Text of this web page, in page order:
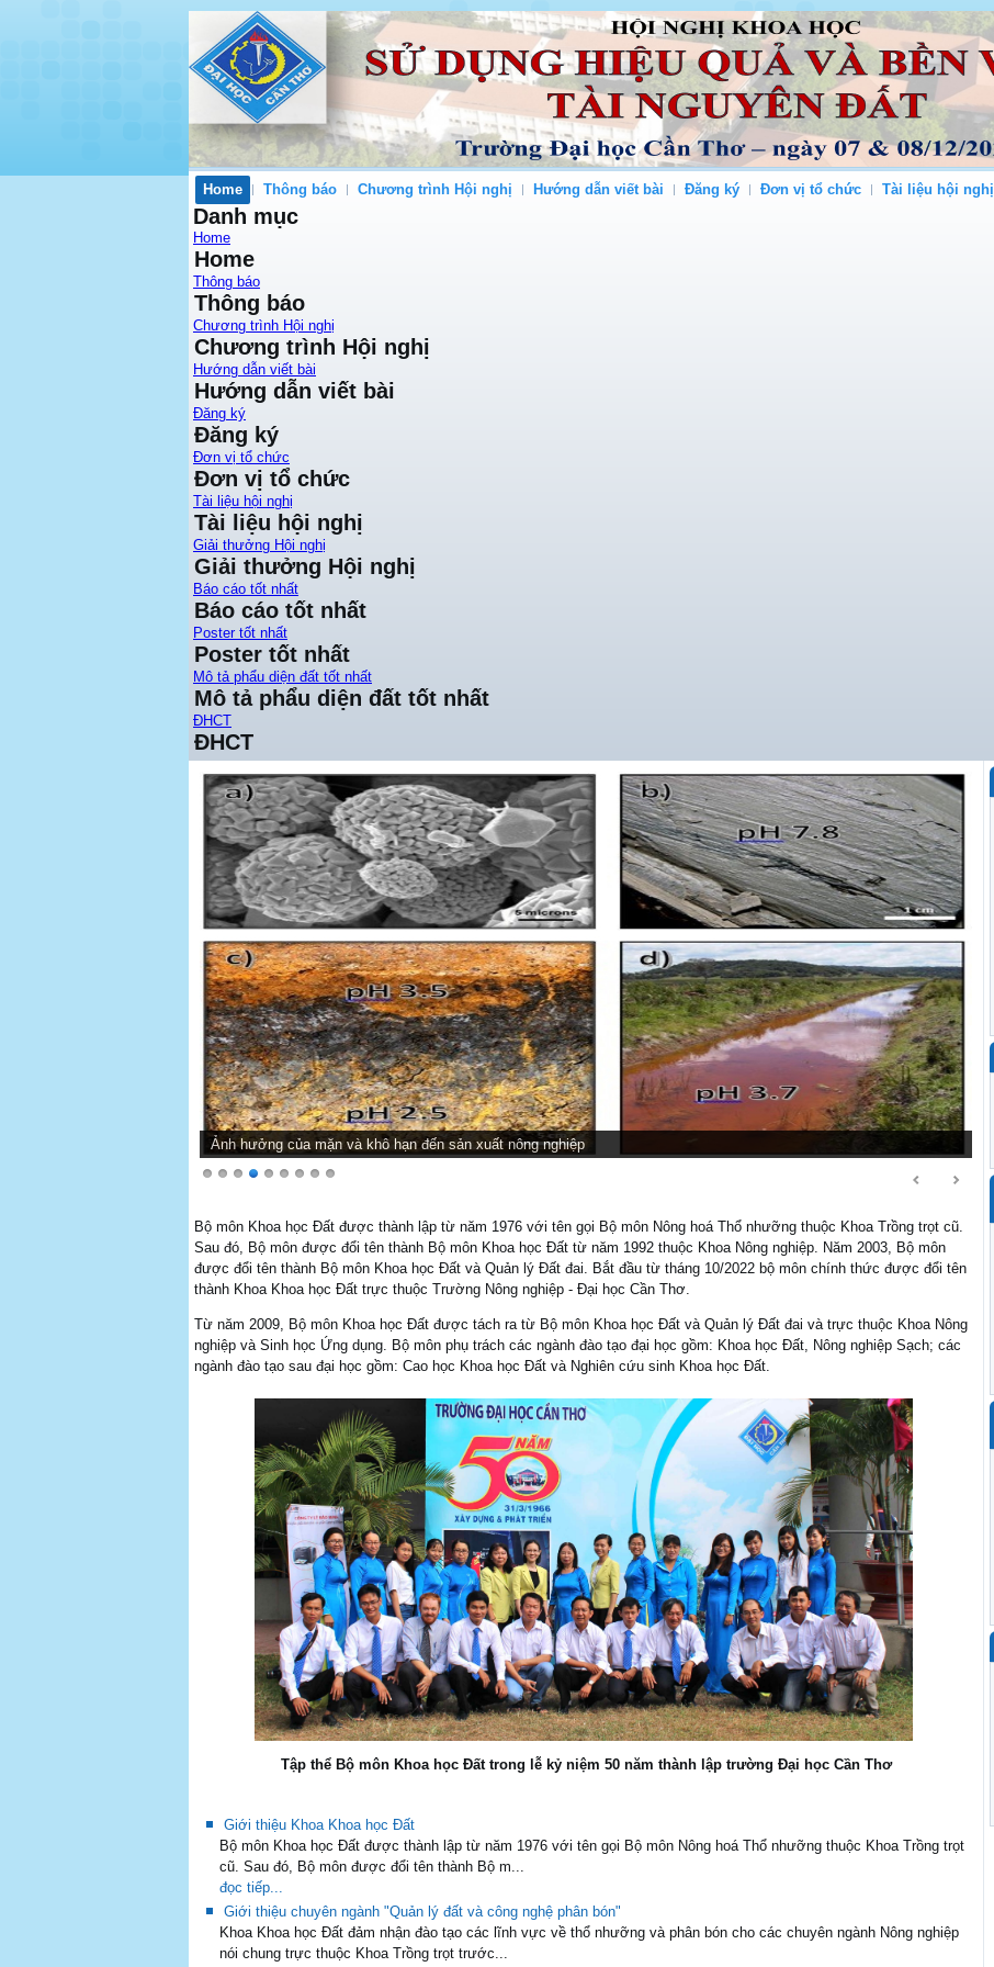
Home Thông báo Chương trình Hội nghị Hướng dẫn viết bài Đăng ký Đơn vị tổ chức Tài liệu hội nghị
Danh mục
Home
Home
Thông báo
Thông báo
Chương trình Hội nghị
Chương trình Hội nghị
Hướng dẫn viết bài
Hướng dẫn viết bài
Đăng ký
Đăng ký
Đơn vị tổ chức
Đơn vị tổ chức
Tài liệu hội nghị
Tài liệu hội nghị
Giải thưởng Hội nghị
Giải thưởng Hội nghị
Báo cáo tốt nhất
Báo cáo tốt nhất
Poster tốt nhất
Poster tốt nhất
Mô tả phẩu diện đất tốt nhất
Mô tả phẩu diện đất tốt nhất
ĐHCT
ĐHCT
Ảnh hưởng của mặn và khô hạn đến sản xuất nông nghiệp
Bộ môn Khoa học Đất được thành lập từ năm 1976 với tên gọi Bộ môn Nông hoá Thổ nhưỡng thuộc Khoa Trồng trọt cũ.
Sau đó, Bộ môn được đổi tên thành Bộ môn Khoa học Đất từ năm 1992 thuộc Khoa Nông nghiệp. Năm 2003, Bộ môn
được đổi tên thành Bộ môn Khoa học Đất và Quản lý Đất đai. Bắt đầu từ tháng 10/2022 bộ môn chính thức được đổi tên
thành Khoa Khoa học Đất trực thuộc Trường Nông nghiệp - Đại học Cần Thơ.
Từ năm 2009, Bộ môn Khoa học Đất được tách ra từ Bộ môn Khoa học Đất và Quản lý Đất đai và trực thuộc Khoa Nông
nghiệp và Sinh học Ứng dụng. Bộ môn phụ trách các ngành đào tạo đại học gồm: Khoa học Đất, Nông nghiệp Sạch; các
ngành đào tạo sau đại học gồm: Cao học Khoa học Đất và Nghiên cứu sinh Khoa học Đất.
Tập thể Bộ môn Khoa học Đất trong lễ kỷ niệm 50 năm thành lập trường Đại học Cần Thơ
Giới thiệu Khoa Khoa học Đất
Bộ môn Khoa học Đất được thành lập từ năm 1976 với tên gọi Bộ môn Nông hoá Thổ nhưỡng thuộc Khoa Trồng trọt
cũ. Sau đó, Bộ môn được đổi tên thành Bộ m...
đọc tiếp...
Giới thiệu chuyên ngành "Quản lý đất và công nghệ phân bón"
Khoa Khoa học Đất đảm nhận đào tạo các lĩnh vực về thổ nhưỡng và phân bón cho các chuyên ngành Nông nghiệp
nói chung trực thuộc Khoa Trồng trọt trước...